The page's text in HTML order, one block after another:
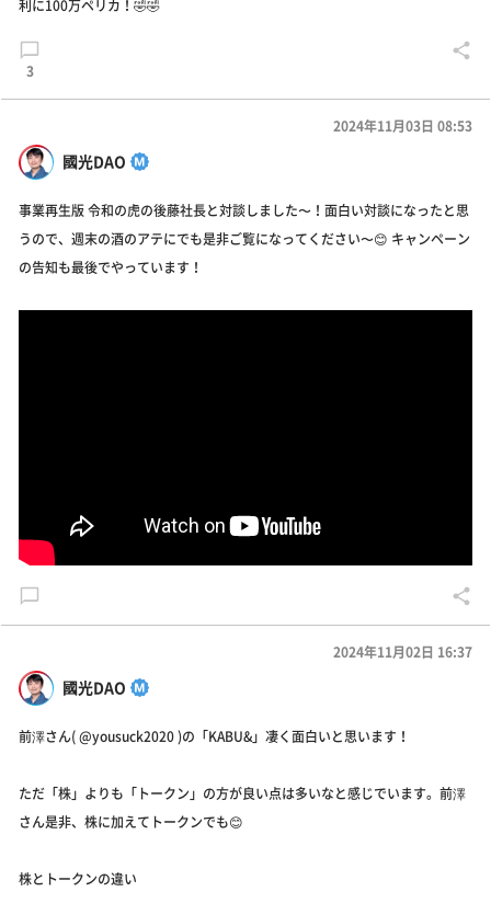
利に100万ペリカ！🤣🤣
3
國光DAO
2024年11月03日 08:53
事業再生版 令和の虎の後藤社長と対談しました〜！面白い対談になったと思
うので、週末の酒のアテにでも是非ご覧になってください〜😊 キャンペーン
の告知も最後でやっています！
國光DAO
2024年11月02日 16:37
前澤さん( @yousuck2020 )の「KABU&」凄く面白いと思います！
ただ「株」よりも「トークン」の方が良い点は多いなと感じでいます。前澤
さん是非、株に加えてトークンでも😊
株とトークンの違い